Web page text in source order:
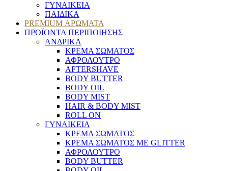
ΓΥΝΑΙΚΕΙΑ
ΠΑΙΔΙΚΑ
PREMIUM ΑΡΩΜΑΤΑ
ΠΡΟΪΟΝΤΑ ΠΕΡΙΠΟΙΗΣΗΣ
ΑΝΔΡΙΚΑ
ΚΡΕΜΑ ΣΩΜΑΤΟΣ
ΑΦΡΟΛΟΥΤΡΟ
AFTERSHAVE
BODY BUTTER
BODY OIL
BODY MIST
HAIR & BODY MIST
ROLL ON
ΓΥΝΑΙΚΕΙΑ
ΚΡΕΜΑ ΣΩΜΑΤΟΣ
ΚΡΕΜΑ ΣΩΜΑΤΟΣ ΜΕ GLITTER
ΑΦΡΟΛΟΥΤΡΟ
BODY BUTTER